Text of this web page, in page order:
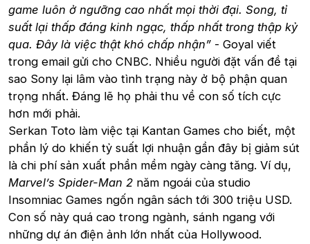
game luôn ở ngưỡng cao nhất mọi thời đại. Song, tỉ
suất lại thấp đáng kinh ngạc, thấp nhất trong thập kỷ
qua. Đây là việc thật khó chấp nhận” - Goyal viết
trong email gửi cho CNBC. Nhiều người đặt vấn đề tại
sao Sony lại lâm vào tình trạng này ở bộ phận quan
trọng nhất. Đáng lẽ họ phải thu về con số tích cực
hơn mới phải.
Serkan Toto làm việc tại Kantan Games cho biết, một
phần lý do khiến tỷ suất lợi nhuận gần đây bị giảm sút
là chi phí sản xuất phần mềm ngày càng tăng. Ví dụ,
Marvel’s Spider-Man 2 năm ngoái của studio
Insomniac Games ngốn ngân sách tới 300 triệu USD.
Con số này quá cao trong ngành, sánh ngang với
những dự án điện ảnh lớn nhất của Hollywood.